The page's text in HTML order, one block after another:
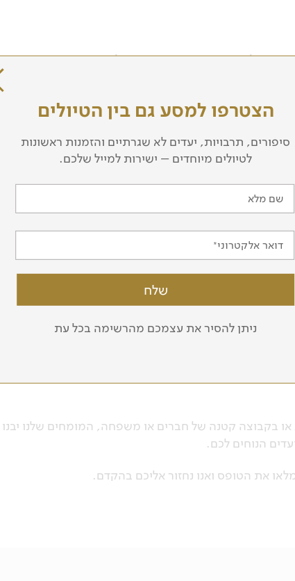
ישראלית בה. במקרה חירום ניתן להעזר בשגרירות
בה:
מאורגנים לקובה, ביניהם טיול מקיף לקובה ממזרח
המשלב את מיטב התרבות והטבע של מרכז אמריקה, טיול
המאורגנים שלנו יוצאים בקבוצות קטנות, עם מדריכים
או בקבוצה קטנה של חברים או משפחה, המומחים שלנו יבנו
הנוחים לכם.
הצטרפו למסע גם בין הטיולים
סיפורים, תרבויות, יעדים לא שגרתיים והזמנות ראשונות
לטיולים מיוחדים – ישירות למייל שלכם.
שם מלא
דואר אלקטרוני
ניתן להסיר את עצמכם מהרשימה בכל עת